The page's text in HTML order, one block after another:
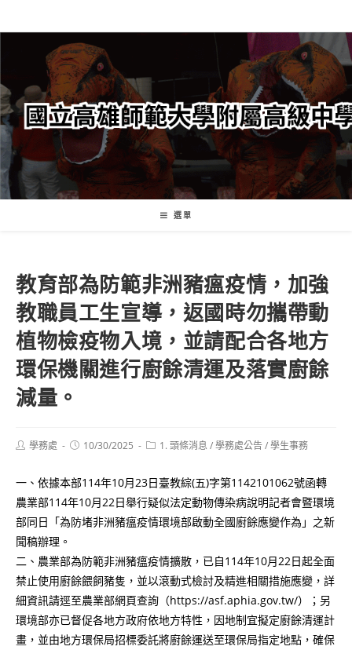
轉
要
內
容
選單
教育部為防範非洲豬瘟疫情，加強
教職員工生宣導，返國時勿攜帶動
植物檢疫物入境，並請配合各地方
環保機關進行廚餘清運及落實廚餘
減量。
Post學務處
Post10/30/2025
Post1. 頭條消息 /學務處公告/學生事務
一、依據本部114年10月23日臺教綜(五)字第1142101062號函轉
農業部114年10月22日舉行疑似法定動物傳染病說明記者會暨環境
部同日「為防堵非洲豬瘟疫情環境部啟動全國廚餘應變作為」之新
聞稿辦理。
二、農業部為防範非洲豬瘟疫情擴散，已自114年10月22日起全面
禁止使用廚餘餵飼豬隻，並以滾動式檢討及精進相關措施應變，詳
細資訊請逕至農業部網頁查詢（https://asf.aphia.gov.tw/）；另
環境部亦已督促各地方政府依地方特性，因地制宜擬定廚餘清運計
畫，並由地方環保局招標委託將廚餘運送至環保局指定地點，確保